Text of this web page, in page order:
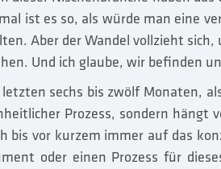
ist es so, als würde man eine
Aber der Wandel vollzieht
Und ich glaube, wir befinden
letzten sechs bis zwölf Monaten,
Prozess, sondern hängt
bis vor kurzem immer auf das
oder einen Prozess für